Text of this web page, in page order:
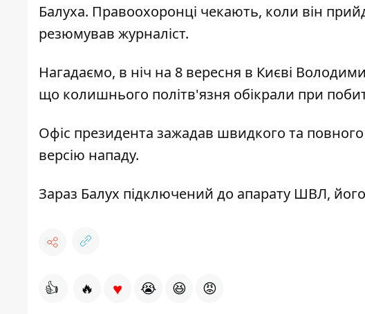
Балуха. Правоохоронці чекають, коли він
резюмував журналіст.
Нагадаємо, в ніч на 8 вересня в Києві
що колишнього політв'язня обікрали при
Офіс президента зажадав швидкого та
версію нападу.
Зараз Балух підключений до апарату ШВЛ,
👍 🔥 ♥ 😭 😆 😡